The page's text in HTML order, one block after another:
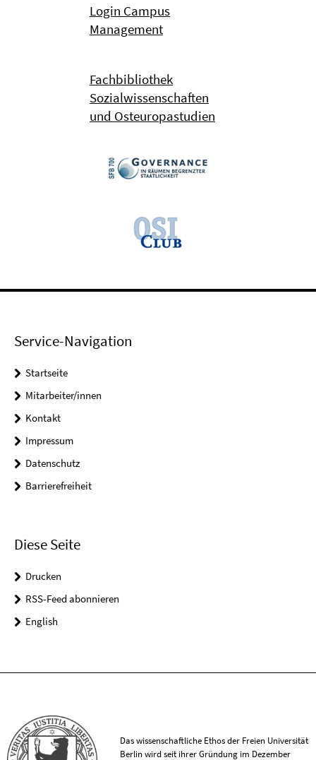
Login Campus
Management
Fachbibliothek
Sozialwissenschaften
und Osteuropastudien
Service-Navigation
Startseite
Mitarbeiter/innen
Kontakt
Impressum
Datenschutz
Barrierefreiheit
Diese Seite
Drucken
RSS-Feed abonnieren
English
Das wissenschaftliche Ethos der Freien Universität
Berlin wird seit ihrer Gründung im Dezember